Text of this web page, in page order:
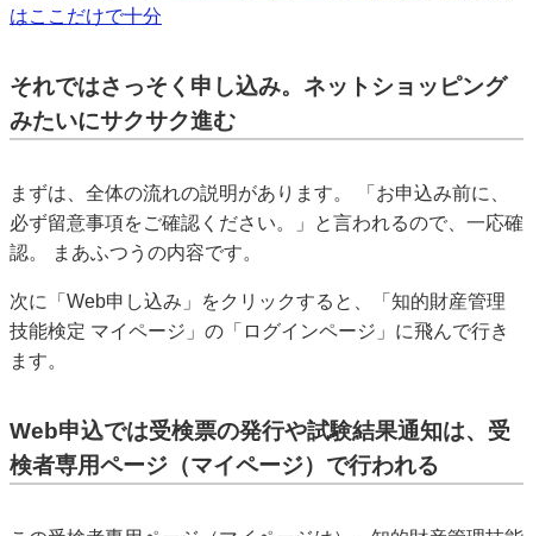
はここだけで十分
それではさっそく申し込み。ネットショッピング
みたいにサクサク進む
まずは、全体の流れの説明があります。 「お申込み前に、
必ず留意事項をご確認ください。」と言われるので、一応確
認。 まあふつうの内容です。
次に「Web申し込み」をクリックすると、「知的財産管理
技能検定 マイページ」の「ログインページ」に飛んで行き
ます。
Web申込では受検票の発行や試験結果通知は、受
検者専用ページ（マイページ）で行われる